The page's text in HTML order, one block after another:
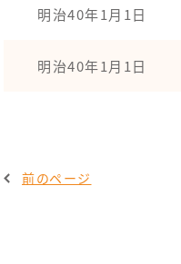
明治40年1月1日
明治40年1月1日
前のページ